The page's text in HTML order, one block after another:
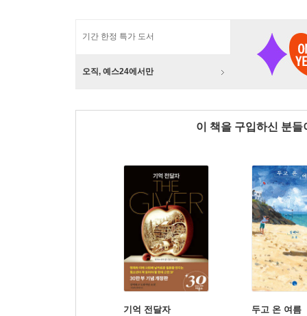
기간 한정 특가 도서
오직, 예스24에서만
이 책을 구입하신 분
기억 전달자 두고 온 여름